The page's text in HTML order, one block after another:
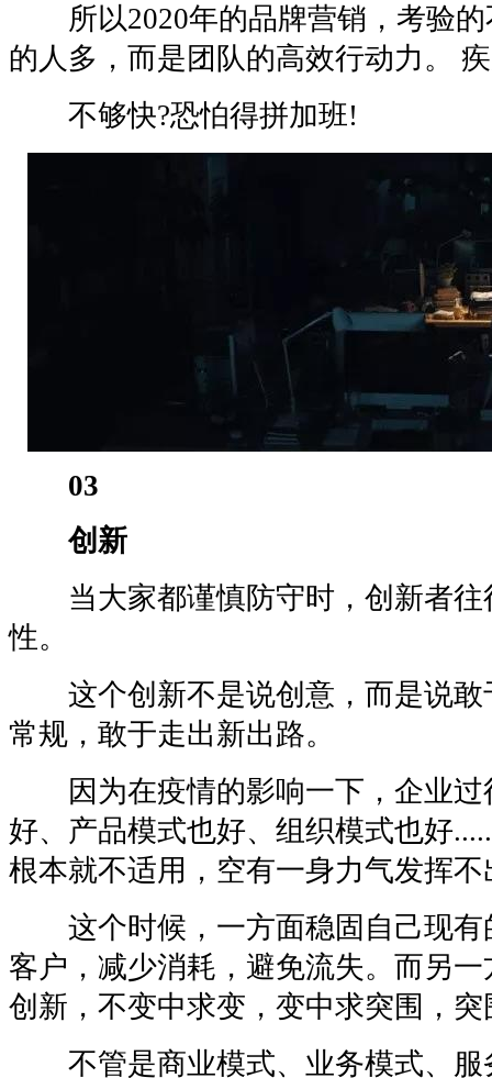
所以2020年的品牌营销，考验的
的人多，而是团队的高效行动力。
不够快?恐怕得拼加班!
03
创新
当大家都谨慎防守时，创新者往
性。
这个创新不是说创意，而是说敢
常规，敢于走出新出路。
因为在疫情的影响一下，企业过
好、产品模式也好、组织模式也好
根本就不适用，空有一身力气发挥不
这个时候，一方面稳固自己现有
客户，减少消耗，避免流失。而另
创新，不变中求变，变中求突围，
不管是商业模式、业务模式、服